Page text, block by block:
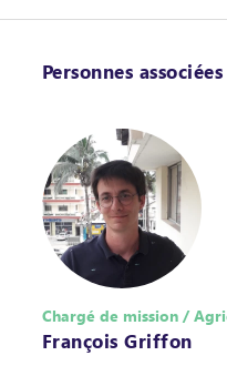
Personnes associées
Chargé de mission /
François Griffon